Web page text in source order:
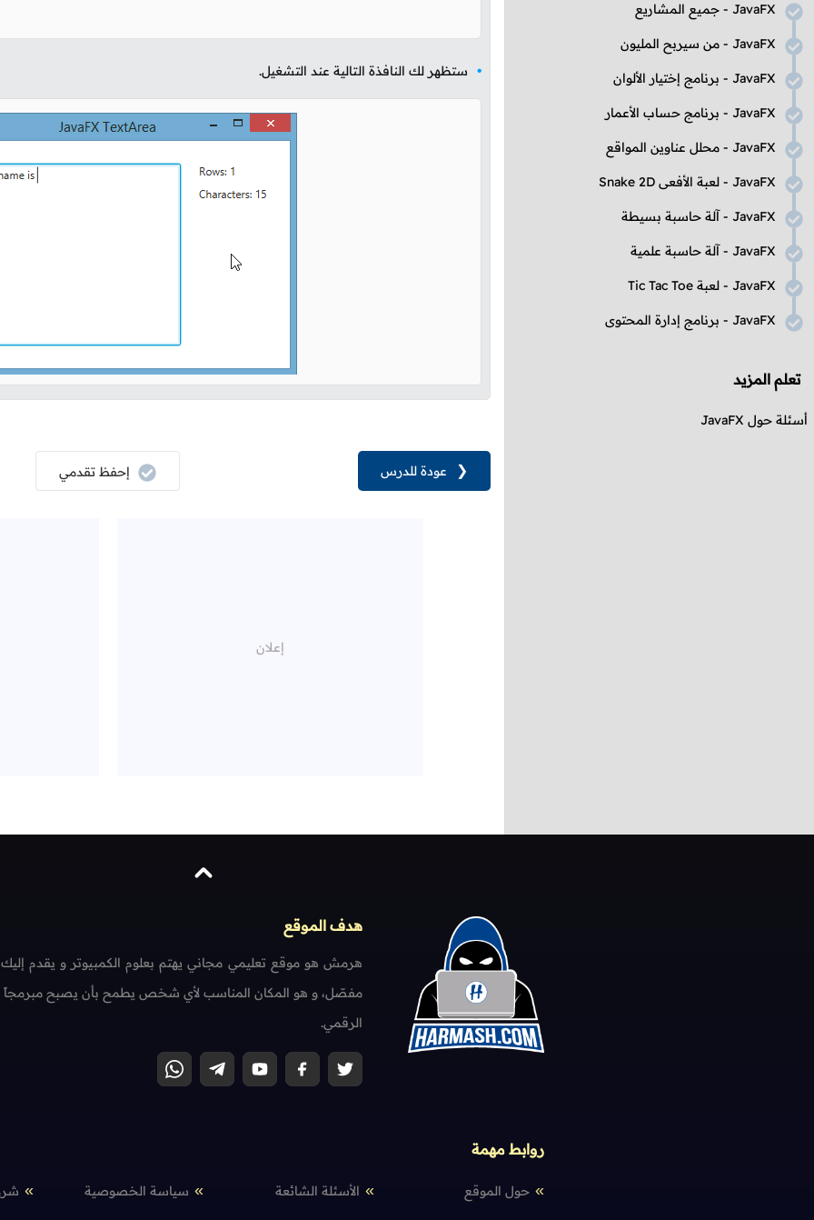
JavaFX - جميع المشاريع
JavaFX - من سيربح المليون
JavaFX - برنامج إختيار الألوان
JavaFX - برنامج حساب الأعمار
JavaFX - محلل عناوين المواقع
JavaFX - لعبة الأفعى Snake 2D
JavaFX - آلة حاسبة بسيطة
JavaFX - آلة حاسبة علمية
JavaFX - لعبة Tic Tac Toe
JavaFX - برنامج إدارة المحتوى
تعلم المزيد
أسئلة حول JavaFX
ستظهر لك النافذة التالية عند التشغيل.
إحفظ تقدمي ❮ عودة للدرس
هدف الموقع
هرمش هو موقع تعليمي مجاني يهتم بعلوم الكمبيوتر و يقدم
مفصّل، و هو المكان المناسب لأي شخص يطمح بأن يصبح مبرمجاً
الرقمي.
روابط مهمة
حول الموقع الأسئلة الشائعة سياسة الخصوصية